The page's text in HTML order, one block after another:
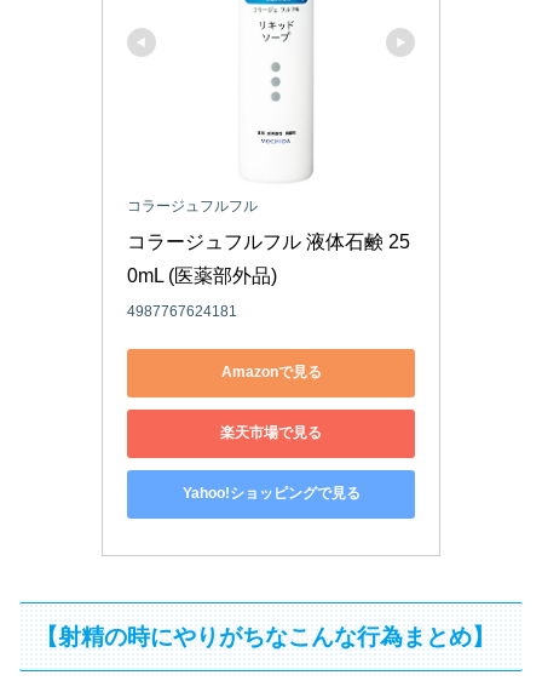
コラージュフルフル
コラージュフルフル 液体石鹸 25
0mL (医薬部外品)
4987767624181
Amazonで見る
楽天市場で見る
Yahoo!ショッピングで見る
【射精の時にやりがちなこんな行為まとめ】